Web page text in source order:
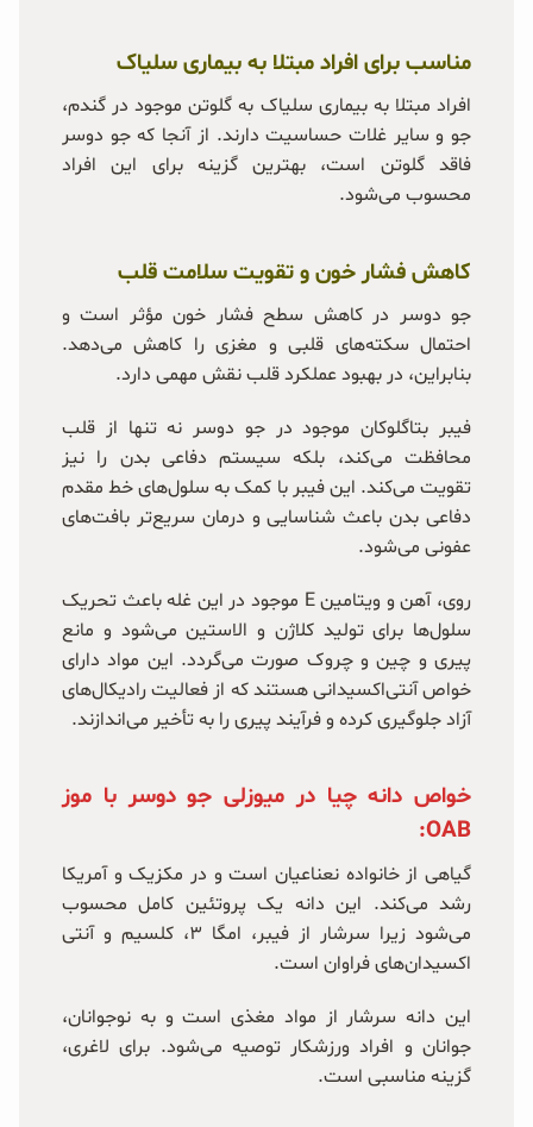
مناسب برای افراد مبتلا به بیماری سلیاک
افراد مبتلا به بیماری سلیاک به گلوتن موجود در گندم،
جو و سایر غلات حساسیت دارند. از آنجا که جو دوسر
فاقد گلوتن است، بهترین گزینه برای این افراد
محسوب می‌شود.
کاهش فشار خون و تقویت سلامت قلب
جو دوسر در کاهش سطح فشار خون مؤثر است و
احتمال سکته‌های قلبی و مغزی را کاهش می‌دهد.
بنابراین، در بهبود عملکرد قلب نقش مهمی دارد.
فیبر بتاگلوکان موجود در جو دوسر نه تنها از قلب
محافظت می‌کند، بلکه سیستم دفاعی بدن را نیز
تقویت می‌کند. این فیبر با کمک به سلول‌های خط مقدم
دفاعی بدن باعث شناسایی و درمان سریع‌تر بافت‌های
عفونی می‌شود.
روی، آهن و ویتامین E موجود در این غله باعث تحریک
سلول‌ها برای تولید کلاژن و الاستین می‌شود و مانع
پیری و چین و چروک صورت می‌گردد. این مواد دارای
خواص آنتی‌اکسیدانی هستند که از فعالیت رادیکال‌های
آزاد جلوگیری کرده و فرآیند پیری را به تأخیر می‌اندازند.
خواص دانه چیا در میوزلی جو دوسر با موز
OAB:
گیاهی از خانواده نعناعیان است و در مکزیک و آمریکا
رشد می‌کند. این دانه یک پروتئین کامل محسوب
می‌شود زیرا سرشار از فیبر، امگا ۳، کلسیم و آنتی
اکسیدان‌های فراوان است.
این دانه سرشار از مواد مغذی است و به نوجوانان،
جوانان و افراد ورزشکار توصیه می‌شود. برای لاغری،
گزینه مناسبی است.